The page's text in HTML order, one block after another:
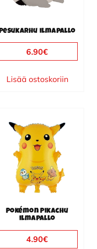
Pesukarhu ilmapallo
6.90€
Lisää ostoskoriin
Pokémon Pikachu
ilmapallo
4.90€